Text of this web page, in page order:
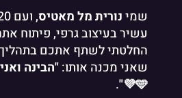
שמינורית מל מאטיס
עשיר בעיצוב גרפי, פיתוח
החלטתי לשתף אתכם
שאני מכנה אותו:
💜🩵"
.